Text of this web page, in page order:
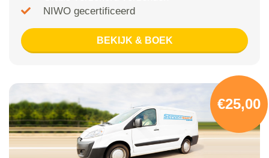
NIWO gecertificeerd
BEKIJK & BOEK
€25,00